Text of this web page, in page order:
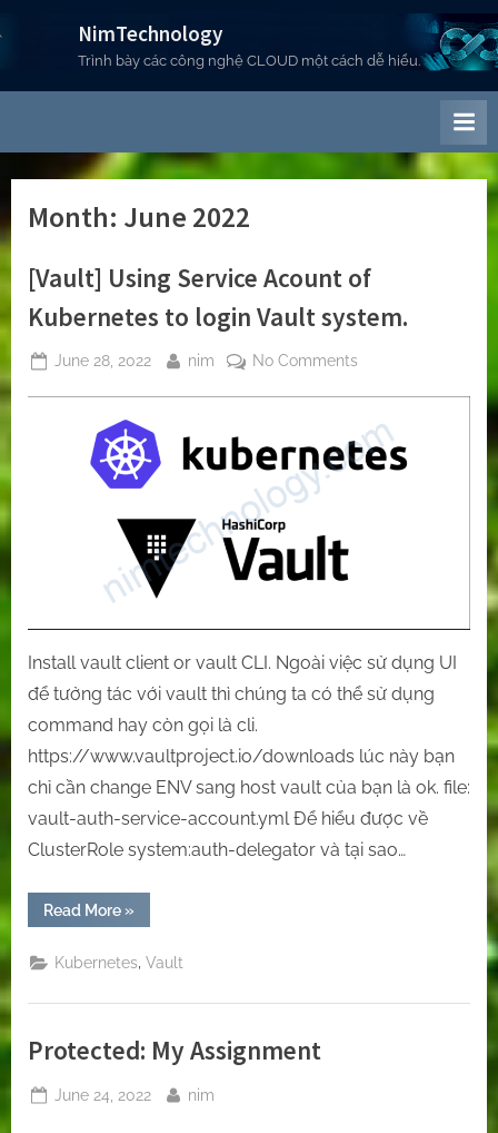
to
NimTechnology
Trình bày các công nghệ CLOUD một cách dễ hiểu.
Month: June 2022
[Vault] Using Service Acount of
Kubernetes to login Vault system.
Posted
June 28, 2022 By
nim No Commentson
Service
Acount
Install vault client or vault CLI. Ngoài việc sử dụng UI
để tưởng tác với vault thì chúng ta có thể sử dụng
command hay còn gọi là cli.
https://www.vaultproject.io/downloads lúc này bạn
chỉ cần change ENV sang host vault của bạn là ok. file:
vault-auth-service-account.yml Để hiểu được về
ClusterRole system:auth-delegator và tại sao…
Read More“[Vault]
Using
Acount
of
to
system.”
»
Kubernetes ,Vault
Protected: My Assignment
Posted
June 24, 2022 By
nim